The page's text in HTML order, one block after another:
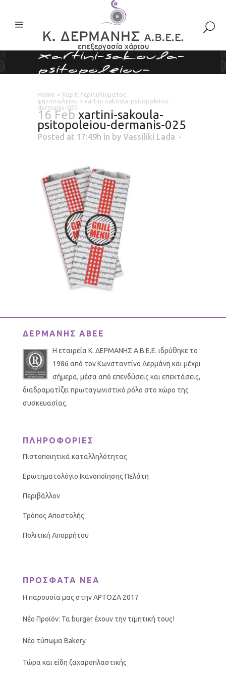
xartini-sakoula-
psitopoleiou-
Home > Χαρτί περιτυλίγματος
ψητοπωλείου > xartini-sakoula-psitopoleiou-
dermanis-025
16 Febxartini-sakoula-
psitopoleiou-dermanis-025
Posted at 17:49h in by Vassiliki Lada
ΔΕΡΜΑΝΗΣ ΑΒΕΕ
Η εταιρεία Κ. ΔΕΡΜΑΝΗΣ Α.Β.Ε.Ε. ιδρύθηκε το
1986 από τον Κωνσταντίνο Δερμάνη και μέχρι
σήμερα, μέσα από επενδύσεις και επεκτάσεις,
διαδραματίζει πρωταγωνιστικό ρόλο στο χώρο της
συσκευασίας.
ΠΛΗΡΟΦΟΡΙΕΣ
Πιστοποιητικά καταλληλότητας
Ερωτηματολόγιο Ικανοποίησης Πελάτη
Περιβάλλον
Τρόπος Αποστολής
Πολιτική Απορρήτου
ΠΡΟΣΦΑΤΑ ΝΕΑ
Η παρουσία μας στην ΑΡΤΟΖΑ 2017
Νέο Προϊόν: Τα burger έχουν την τιμητική τους!
Νέο τύπωμα Bakery
Τώρα και είδη ζαχαροπλαστικής